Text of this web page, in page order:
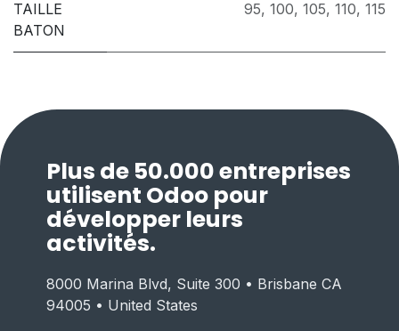
TAILLE
BATON
95, 100, 105, 110, 115
Plus de 50.000 entreprises
utilisent Odoo pour
développer leurs
activités.
8000 Marina Blvd, Suite 300 • Brisbane CA
94005 • United States